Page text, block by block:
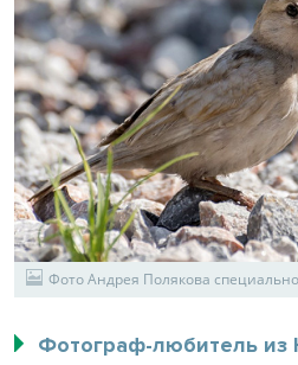
Фото Андрея Полякова
Фотограф-любитель из